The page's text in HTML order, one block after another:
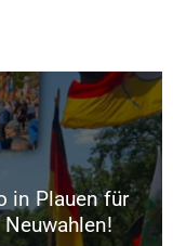
in Plauen für